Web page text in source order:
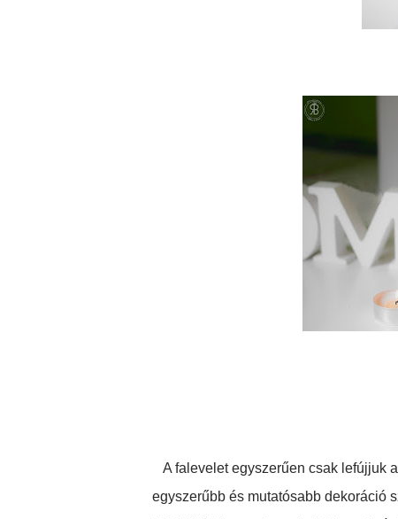
A falevelet egyszerűen csak lefújjuk
egyszerűbb és mutatósabb dekoráció